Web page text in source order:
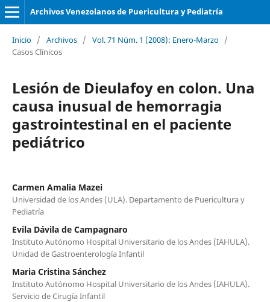
Archivos Venezolanos de Puericultura y Pediatría
Inicio / Archivos / Vol. 71 Núm. 1 (2008): Enero-Marzo /
Casos Clínicos
Lesión de Dieulafoy en colon. Una
causa inusual de hemorragia
gastrointestinal en el paciente
pediátrico
Carmen Amalia Mazei
Universidad de los Andes (ULA). Departamento de Puericultura y
Pediatría
Evila Dávila de Campagnaro
Instituto Autónomo Hospital Universitario de los Andes (IAHULA).
Unidad de Gastroenterología Infantil
Maria Cristina Sánchez
Instituto Autónomo Hospital Universitario de los Andes (IAHULA).
Servicio de Cirugía Infantil